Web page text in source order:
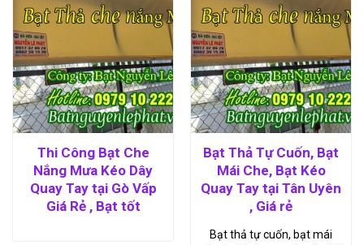
Thi Công Bạt Che
Nắng Mưa Kéo Dây
Quay Tay tại Gò Vấp
Giá Rẻ , Bạt tốt
Bạt Thả Tự Cuốn, Bạt
Mái Che, Bạt Kéo
Quay Tay tại Tân Uyên
, Giá rẻ
Bạt thả tự cuốn, bạt mái